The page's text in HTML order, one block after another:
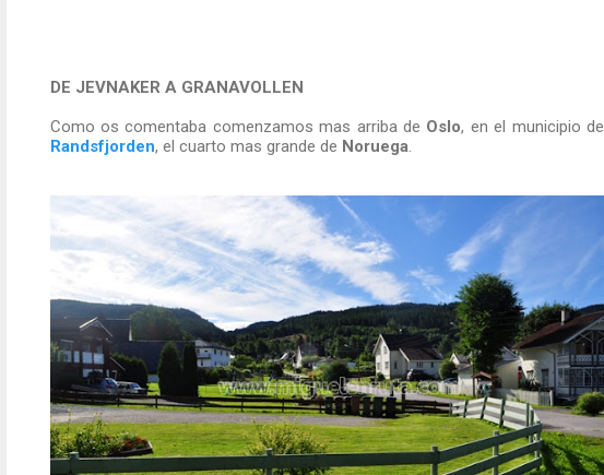
DE JEVNAKER A GRANAVOLLEN
Como os comentaba comenzamos mas arriba de Oslo, en el municipio de
Randsfjorden, el cuarto mas grande de Noruega